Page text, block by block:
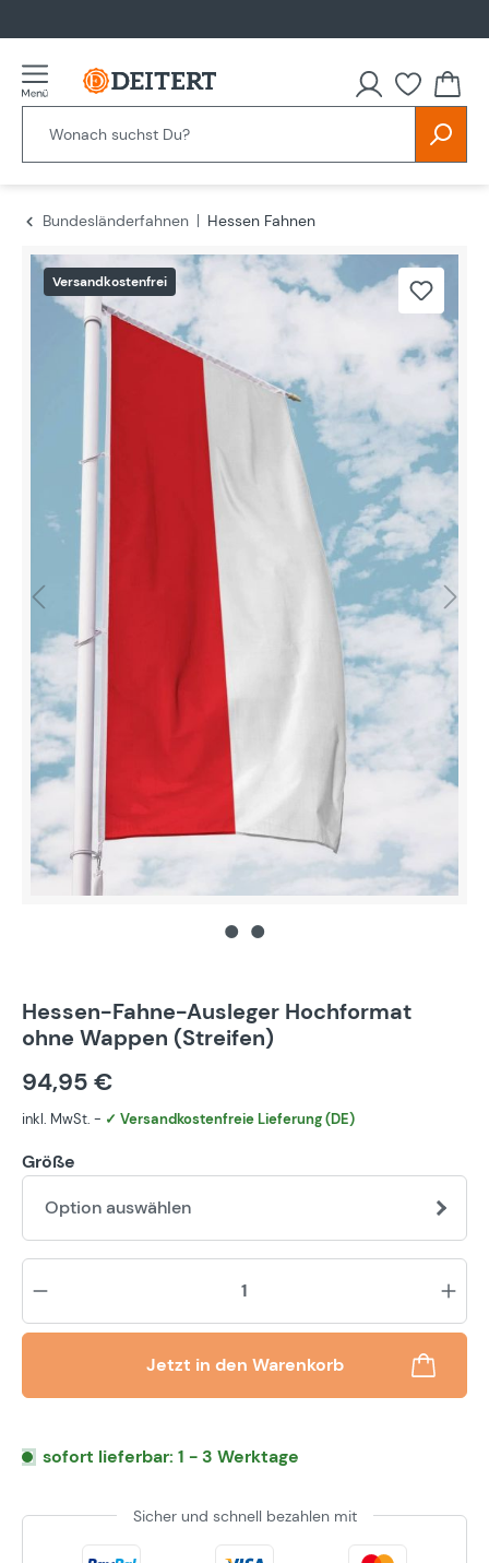
Bundesländerfahnen
Hessen Fahnen
Bildergalerie überspringen
Versandkostenfrei
Hessen-Fahne-Ausleger Hochformat
ohne Wappen (Streifen)
94,95 €
inkl. MwSt. - ✓ Versandkostenfreie Lieferung (DE)
Größe
Option auswählen
Jetzt in den Warenkorb
sofort lieferbar: 1 - 3 Werktage
Sicher und schnell bezahlen mit